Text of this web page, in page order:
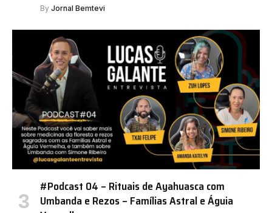
By Jornal Bemtevi
#Podcast 04 – Rituais de Ayahuasca com
Umbanda e Rezos – Famílias Astral e Águia